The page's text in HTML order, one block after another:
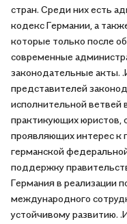
стран. Среди них есть
кодекс Германии, а
которые только после
современные
законодательные акты.
представителей
исполнительной ветвей
практикующих юристов,
проявляющих интерес к
германской
поддержку
Германия в реализации
международного
устойчивому развитию.